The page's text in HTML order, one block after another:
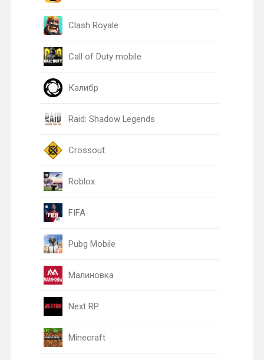
Clash Royale
Call of Duty mobile
Калибр
Raid: Shadow Legends
Crossout
Roblox
FIFA
Pubg Mobile
Малиновка
Next RP
Minecraft